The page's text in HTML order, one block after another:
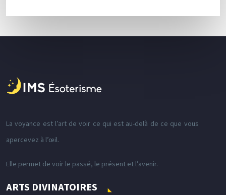
La voyance est l’art de voir ce qui est au-delà de ce que vous
apercevez à l’œil.
Elle permet de voir le passé, le présent et l’avenir.
ARTS DIVINATOIRES